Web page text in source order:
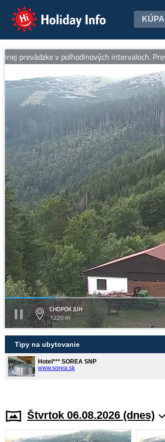
Holiday Info
v polhodinových intervaloch.
CHOPOK JUH
1220 m
Tipy na ubytovanie
Hotel*** SOREA SNP
www.sorea.sk
Štvrtok 06.08.2026 (dnes)